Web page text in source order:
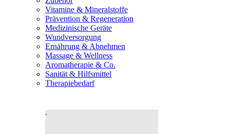
Vitamine & Mineralstoffe
Prävention & Regeneration
Medizinische Geräte
Wundversorgung
Ernährung & Abnehmen
Massage & Wellness
Aromatherapie & Co.
Sanität & Hilfsmittel
Therapiebedarf